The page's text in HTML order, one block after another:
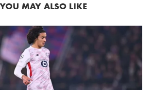
YOU MAY ALSO LIKE